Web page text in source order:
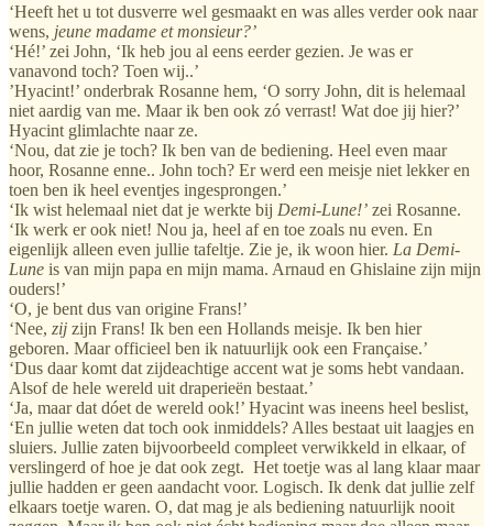
‘Heeft het u tot dusverre wel gesmaakt en was alles verder ook naar
wens, jeune madame et monsieur?’
‘Hé!’ zei John, ‘Ik heb jou al eens eerder gezien. Je was er
vanavond toch? Toen wij..’
’Hyacint!’ onderbrak Rosanne hem, ‘O sorry John, dit is helemaal
niet aardig van me. Maar ik ben ook zó verrast! Wat doe jij hier?’
Hyacint glimlachte naar ze.
‘Nou, dat zie je toch? Ik ben van de bediening. Heel even maar
hoor, Rosanne enne.. John toch? Er werd een meisje niet lekker en
toen ben ik heel eventjes ingesprongen.’
‘Ik wist helemaal niet dat je werkte bij Demi-Lune!’ zei Rosanne.
‘Ik werk er ook niet! Nou ja, heel af en toe zoals nu even. En
eigenlijk alleen even jullie tafeltje. Zie je, ik woon hier. La Demi-
Lune is van mijn papa en mijn mama. Arnaud en Ghislaine zijn mijn
ouders!’
‘O, je bent dus van origine Frans!’
‘Nee, zij zijn Frans! Ik ben een Hollands meisje. Ik ben hier
geboren. Maar officieel ben ik natuurlijk ook een Française.’
‘Dus daar komt dat zijdeachtige accent wat je soms hebt vandaan.
Alsof de hele wereld uit draperieën bestaat.’
‘Ja, maar dat dóet de wereld ook!’ Hyacint was ineens heel beslist,
‘En jullie weten dat toch ook inmiddels? Alles bestaat uit laagjes en
sluiers. Jullie zaten bijvoorbeeld compleet verwikkeld in elkaar, of
verslingerd of hoe je dat ook zegt. Het toetje was al lang klaar maar
jullie hadden er geen aandacht voor. Logisch. Ik denk dat jullie zelf
elkaars toetje waren. O, dat mag je als bediening natuurlijk nooit